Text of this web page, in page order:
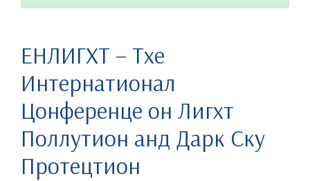
ЕНЛИГХТ – Тхе
Интернатионал
Цонференце он Лигхт
Поллутион анд Дарк Скy
Протецтион